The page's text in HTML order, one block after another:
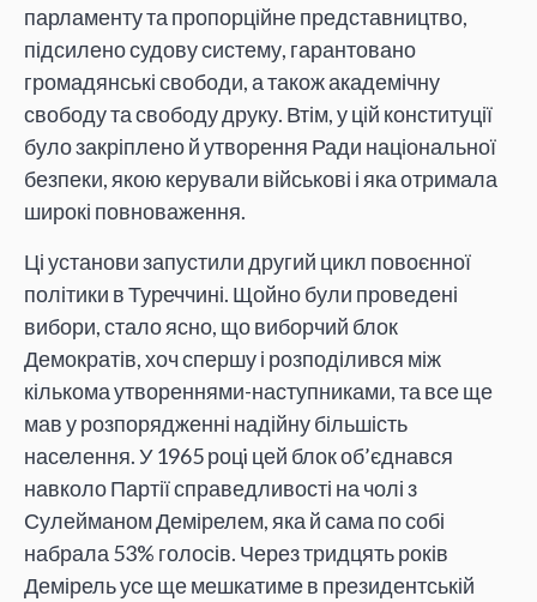
парламенту та пропорційне представництво,
підсилено судову систему, гарантовано
громадянські свободи, а також академічну
свободу та свободу друку. Втім, у цій конституції
було закріплено й утворення Ради національної
безпеки, якою керували військові і яка отримала
широкі повноваження.
Ці установи запустили другий цикл повоєнної
політики в Туреччині. Щойно були проведені
вибори, стало ясно, що виборчий блок
Демократів, хоч спершу і розподілився між
кількома утвореннями-наступниками, та все ще
мав у розпорядженні надійну більшість
населення. У 1965 роцi цей блок об’єднався
навколо Партії справедливості на чолі з
Сулейманом Демірелем, яка й сама по собі
набрала 53% голосів. Через тридцять років
Демірель усе ще мешкатиме в президентській